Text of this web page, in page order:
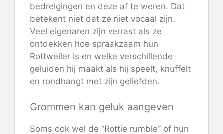
bedreigingen en deze af te weren. Dat
betekent niet dat ze niet vocaal zijn.
Veel eigenaren zijn verrast als ze
ontdekken hoe spraakzaam hun
Rottweiler is en welke verschillende
geluiden hij maakt als hij speelt, knuffelt
en rondhangt met zijn geliefden.
Grommen kan geluk aangeven
Soms ook wel de “Rottie rumble” of hun